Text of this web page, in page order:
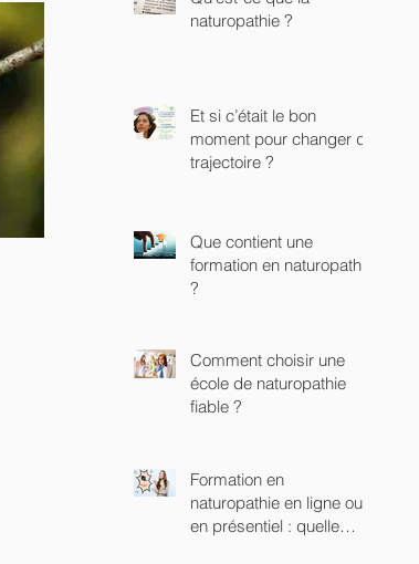
naturopathie ?
Et si c’était le bon
moment pour changer de
trajectoire ?
Que contient une
formation en naturopathie
?
Comment choisir une
école de naturopathie
fiable ?
Formation en
naturopathie en ligne ou
en présentiel : quelle